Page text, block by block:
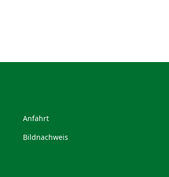
Anfahrt
Bildnachweis